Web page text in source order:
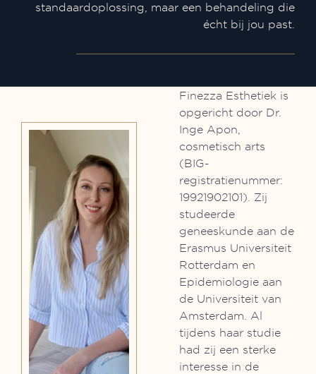
standaardoplossing, maar een behandeling die
écht bij jou past.
Finezza Esthetiek is
opgericht door Dr.
Inge Apon,
cosmetisch arts
(BIG-
registratienummer:
19921902101). Zij
studeerde
geneeskunde aan de
Erasmus Universiteit
Rotterdam en
Epidemiologie aan
de Universiteit van
Amsterdam. Al
tijdens haar studie
had zij een sterke
interesse in de